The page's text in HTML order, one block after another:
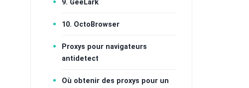
9. GeeLark
10. OctoBrowser
Proxys pour navigateurs
antidetect
Où obtenir des proxys pour un